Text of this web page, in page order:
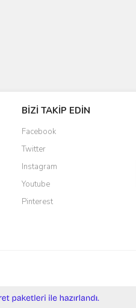
BİZİ TAKİP EDİN
Facebook
Twitter
Instagram
Youtube
Pinterest
e-